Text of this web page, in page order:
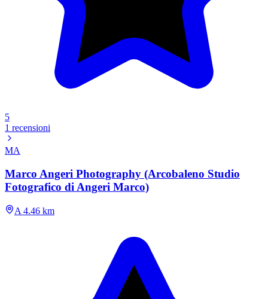
5
1 recensioni
MA
Marco Angeri Photography (Arcobaleno Studio
Fotografico di Angeri Marco)
A 4.46 km